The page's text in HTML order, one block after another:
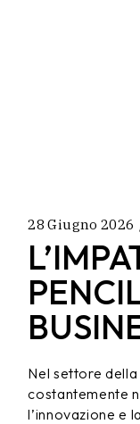
28 Giugno 2026
Nel settore
costantemente
l’innovazione e